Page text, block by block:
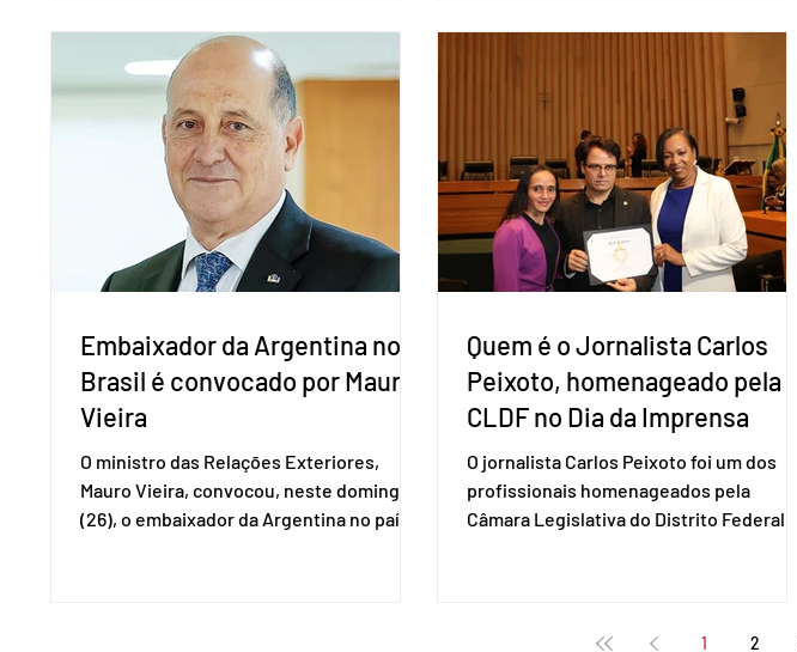
vice-presidente. A convenção contou
com a presença do presidente nacional
do partido, Eduardo Ribeiro, e do senador
Eduardo Girão, filiado ao Novo desde
fevereiro de 2023. Formado em
administração de empresas pela Fundaç
“Decidimos criar um grupo de trabalho
que vai identificar sensibilidades dos
dois lados e evitar que elas sejam um
empecilho para a retomada das
negociações de um acordo do Mercosul
com a Coreia”, disse o presiden
Embaixador da Argentina no
Brasil é convocado por Mauro
Vieira
O ministro das Relações Exteriores,
Mauro Vieira, convocou, neste domingo
(26), o embaixador da Argentina no país,
Quem é o Jornalista Carlos
Peixoto, homenageado pela
CLDF no Dia da Imprensa
O jornalista Carlos Peixoto foi um dos
profissionais homenageados pela
Câmara Legislativa do Distrito Federal
deputada distrital Dra. Jane Klébia,
1 2